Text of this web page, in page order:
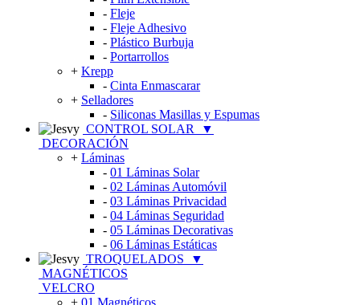
- Fleje
- Fleje Adhesivo
- Plástico Burbuja
- Portarrollos
+ Krepp
- Cinta Enmascarar
+ Selladores
- Siliconas Masillas y Espumas
CONTROL SOLAR
▼
DECORACIÓN
+ Láminas
- 01 Láminas Solar
- 02 Láminas Automóvil
- 03 Láminas Privacidad
- 04 Láminas Seguridad
- 05 Láminas Decorativas
- 06 Láminas Estáticas
TROQUELADOS
▼
MAGNÉTICOS
VELCRO
+ 01 Magnéticos